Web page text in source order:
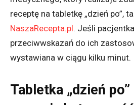
receptę na tabletkę „dzień po”,
NaszaRecepta.pl. Jeśli
przeciwwskazań do ich
wystawiana w ciągu kilku minut.
Tabletka „dzień